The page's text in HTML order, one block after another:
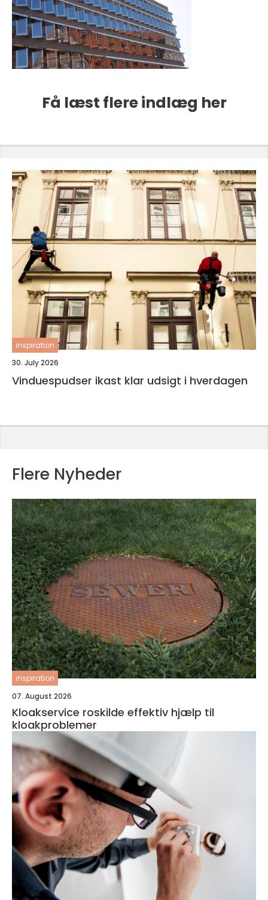
Få læst flere indlæg her
inspiration
30. July 2026
Vinduespudser ikast klar udsigt i hverdagen
Flere Nyheder
inspiration
07. August 2026
Kloakservice roskilde effektiv hjælp til
kloakproblemer